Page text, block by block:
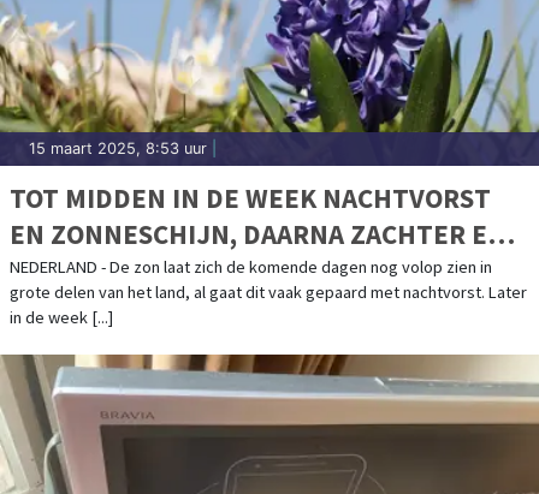
15 maart 2025, 8:53 uur
TOT MIDDEN IN DE WEEK NACHTVORST
EN ZONNESCHIJN, DAARNA ZACHTER EN
WISSELVALLIGER
NEDERLAND - De zon laat zich de komende dagen nog volop zien in
grote delen van het land, al gaat dit vaak gepaard met nachtvorst. Later
in de week [...]